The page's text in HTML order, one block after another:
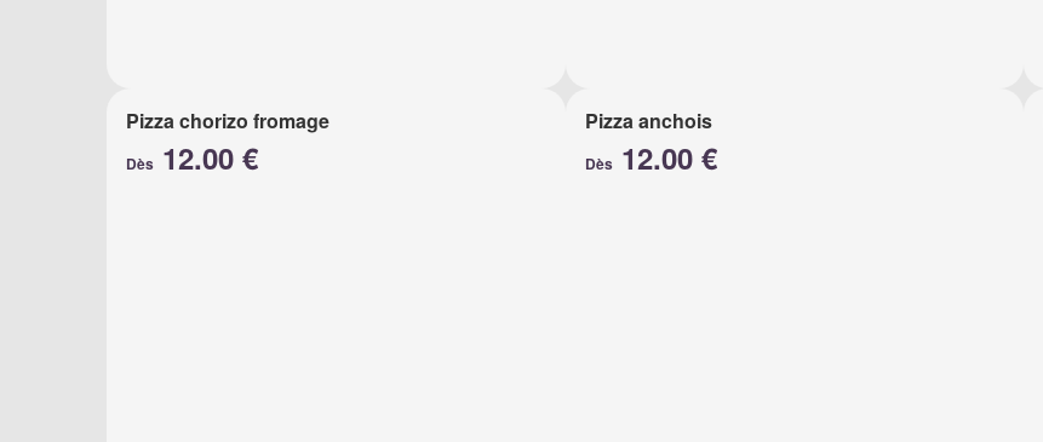
Pizza chorizo fromage
Dès 12.00 €
Pizza anchois
Dès12.00 €